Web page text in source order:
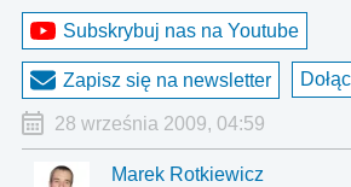
Subskrybuj nas na Youtube
Zapisz się na newsletter
28 września 2009, 04:59
Marek Rotkiewicz